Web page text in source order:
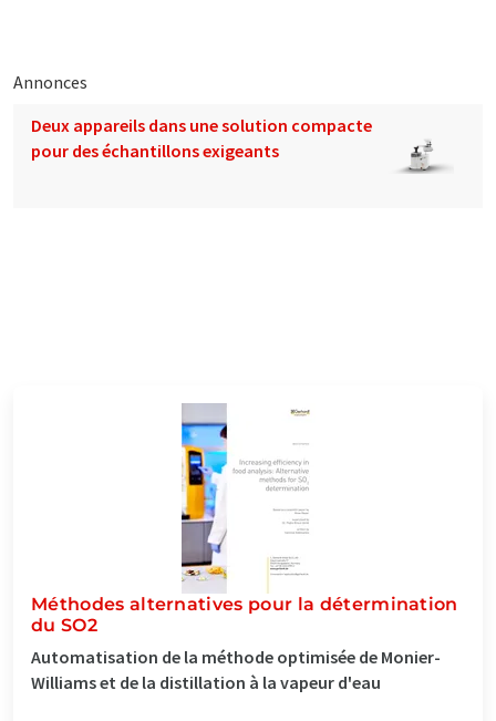
Annonces
Deux appareils dans une solution compacte
pour des échantillons exigeants
Méthodes alternatives pour la détermination
du SO2
Automatisation de la méthode optimisée de Monier-
Williams et de la distillation à la vapeur d'eau